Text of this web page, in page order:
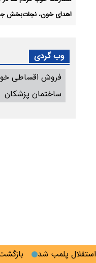
بازگشت آب پلمب شد
اهدای خون، نجات‌بخش
وب گردی
فروش اقساطی
ساختمان پزشکان